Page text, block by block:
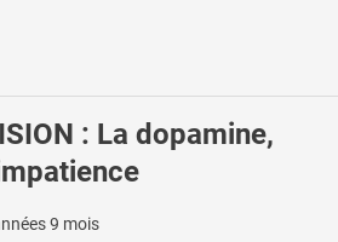
: La dopamine,
9 mois